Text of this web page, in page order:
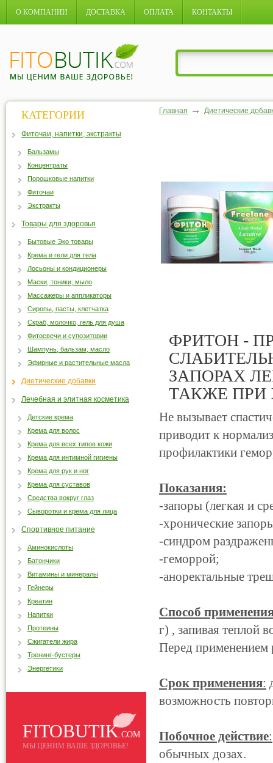
О КОМПАНИИ ДОСТАВКА ОПЛАТА КОНТАКТЫ
Главная Диетические
ФРИТОН -
ЗАПОРАХ
ТАКЖЕ ПРИ
Не вызывает
приводит к
профилактики
Показания:
-запоры (легкая и
-хронические
-синдром
-геморрой;
-аноректальные
Способ
г) , запивая теплой
Перед применением
Срок применения:
возможность
Побочное действие:
обычных дозах.
КАТЕГОРИИ
Фиточаи, напитки, экстракты
Бальзамы
Концентраты
Порошковые напитки
Фиточаи
Экстракты
Товары для здоровья
Бытовые Эко товары
Крема и гели для тела
Лосьоны и кондиционеры
Маски, тоники, мыло
Массажеры и аппликаторы
Сиропы, пасты, клетчатка
Скраб, молочко, гель для душа
Фитосвечи и супозитории
Шампунь, бальзам, масло
Эфирные и растительные масла
Диетические добавки
Лечебная и элитная косметика
Детские крема
Крема для волос
Крема для всех типов кожи
Крема для интимной гигиены
Крема для рук и ног
Крема для суставов
Средства вокруг глаз
Сыворотки и крема для лица
Спортивное питание
Аминокислоты
Батончики
Витамины и минералы
Гейнеры
Креатин
Напитки
Протеины
Сжигатели жира
Тренинг-бустеры
Энергетики
FITOBUTIK.COM
МЫ ЦЕНИМ ВАШЕ ЗДОРОВЬЕ!